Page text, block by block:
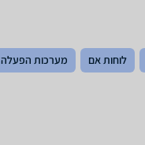
לוחות אם מערכות הפעלה